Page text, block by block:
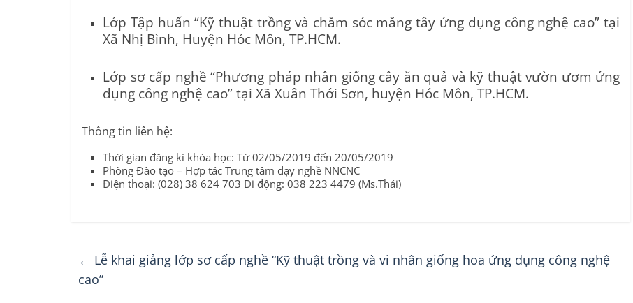
Lớp Tập huấn “Kỹ thuật trồng và chăm sóc măng tây ứng dụng công nghệ cao” tại
Xã Nhị Bình, Huyện Hóc Môn, TP.HCM.
Lớp sơ cấp nghề “Phương pháp nhân giống cây ăn quả và kỹ thuật vườn ươm ứng
dụng công nghệ cao” tại Xã Xuân Thới Sơn, huyện Hóc Môn, TP.HCM.
Thông tin liên hệ:
Thời gian đăng kí khóa học: Từ 02/05/2019 đến 20/05/2019
Phòng Đào tạo – Hợp tác Trung tâm dạy nghề NNCNC
Điện thoại: (028) 38 624 703 Di động: 038 223 4479 (Ms.Thái)
← Lễ khai giảng lớp sơ cấp nghề “Kỹ thuật trồng và vi nhân giống hoa ứng dụng công nghệ
cao”